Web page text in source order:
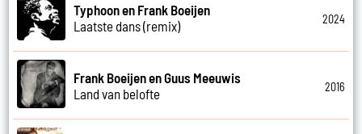
Typhoon en Frank Boeijen
Laatste dans (remix)
2024
Frank Boeijen en Guus Meeuwis
Land van belofte
2016